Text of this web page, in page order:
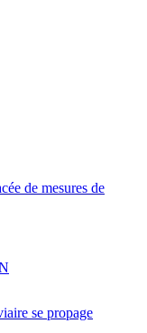
de mesures de
se propage